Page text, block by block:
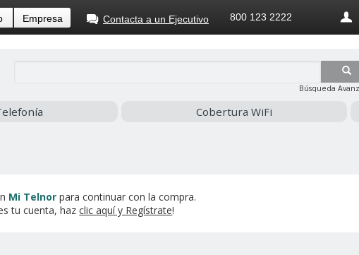
Empresa Contacta a un Ejecutivo 800 123 2222
Búsqueda
Cobertura WiFi
Mi Telnor para continuar con la compra.
tu cuenta, hazclic aquí y Regístrate!